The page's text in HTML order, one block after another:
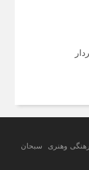
وهنری سبحان